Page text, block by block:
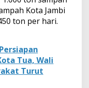
Kota Jambi
ton per hari.
Tua, Wali
Turut